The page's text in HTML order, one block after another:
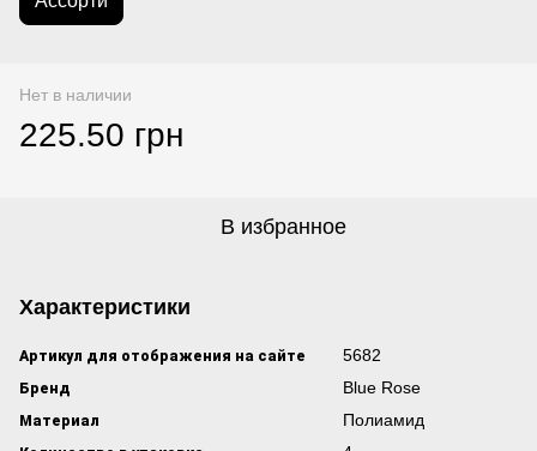
Нет в наличии
225.50 грн
В избранное
Характеристики
Артикул для отображения на сайте 5682
Бренд Blue Rose
Материал Полиамид